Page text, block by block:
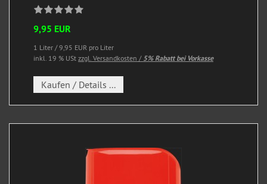
9,95 EUR
1 Liter / 9,95 EUR pro Liter
inkl. 19 % USt zzgl. Versandkosten / 5% Rabatt bei Vorkasse
Kaufen / Details ...